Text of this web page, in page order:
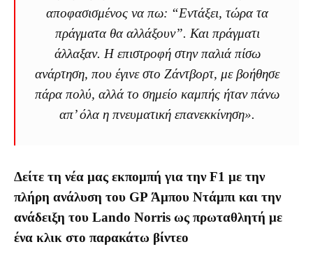
αποφασισμένος να πω: “Εντάξει, τώρα τα
πράγματα θα αλλάξουν”. Και πράγματι
άλλαξαν. Η επιστροφή στην παλιά πίσω
ανάρτηση, που έγινε στο Ζάντβορτ, με βοήθησε
πάρα πολύ, αλλά το σημείο καμπής ήταν πάνω
απ’ όλα η πνευματική επανεκκίνηση».
Δείτε τη νέα μας εκπομπή για την F1 με την
πλήρη ανάλυση του GP Άμπου Ντάμπι και την
ανάδειξη του Lando Norris ως πρωταθλητή με
ένα κλικ στο παρακάτω βίντεο